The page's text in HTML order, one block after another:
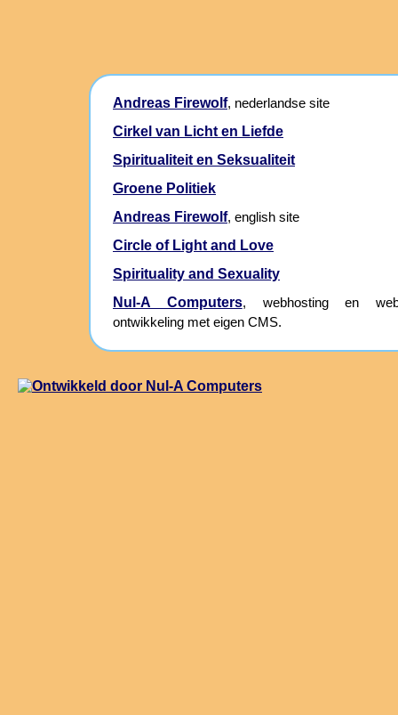
Andreas Firewolf, nederlandse site
Cirkel van Licht en Liefde
Spiritualiteit en Seksualiteit
Groene Politiek
Andreas Firewolf, english site
Circle of Light and Love
Spirituality and Sexuality
Nul-A Computers, webhosting en
ontwikkeling met eigen CMS.